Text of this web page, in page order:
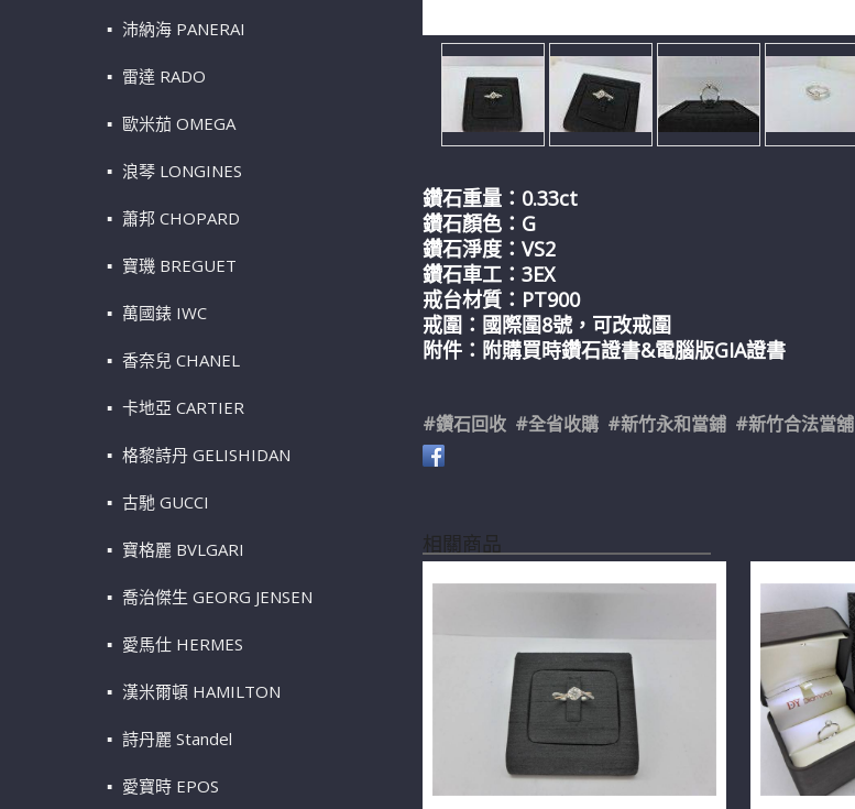
沛納海 PANERAI
雷達 RADO
歐米茄 OMEGA
浪琴 LONGINES
蕭邦 CHOPARD
寶璣 BREGUET
萬國錶 IWC
香奈兒 CHANEL
卡地亞 CARTIER
格黎詩丹 GELISHIDAN
古馳 GUCCI
寶格麗 BVLGARI
喬治傑生 GEORG JENSEN
愛馬仕 HERMES
漢米爾頓 HAMILTON
詩丹麗 Standel
愛寶時 EPOS
鑽石重量：0.33ct
鑽石顏色：G
鑽石淨度：VS2
鑽石車工：3EX
戒台材質：PT900
戒圍：國際圍8號，可改戒圍
附件：附購買時鑽石證書&電腦版GIA證書
#鑽石回收 #全省收購 #新竹永和當鋪 #新竹合法當舖
相關商品